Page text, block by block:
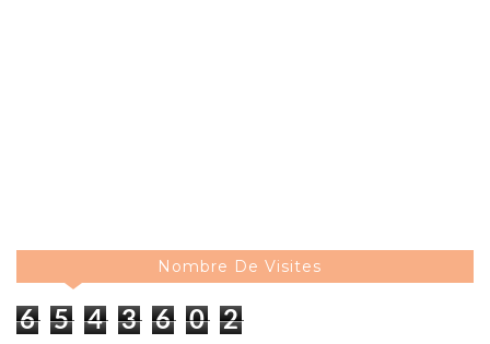
Nombre De Visites
6 5 4 3 6 0 3